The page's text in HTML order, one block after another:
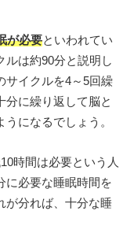
が必要といわれてい
ルは約90分と説明し
サイクルを4～5回繰
分に繰り返して脳と
になるでしょう。
時間は必要という人
に必要な睡眠時間を
が分れば、十分な睡